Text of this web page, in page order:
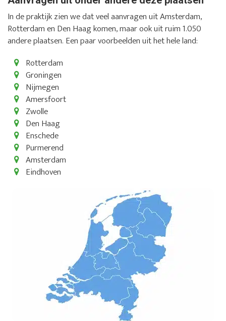
In de praktijk zien we dat veel aanvragen uit Amsterdam,
Rotterdam en Den Haag komen, maar ook uit ruim 1.050
andere plaatsen. Een paar voorbeelden uit het hele land:
Rotterdam
Groningen
Nijmegen
Amersfoort
Zwolle
Den Haag
Enschede
Purmerend
Amsterdam
Eindhoven